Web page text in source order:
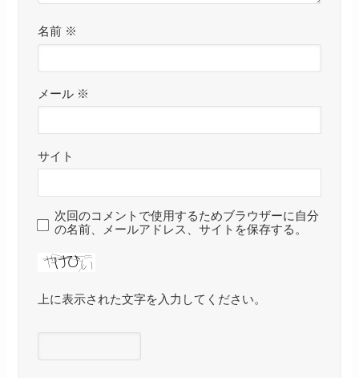
名前 ※
メール ※
サイト
次回のコメントで使用するためブラウザーに自分
の名前、メールアドレス、サイトを保存する。
上に表示された文字を入力してください。